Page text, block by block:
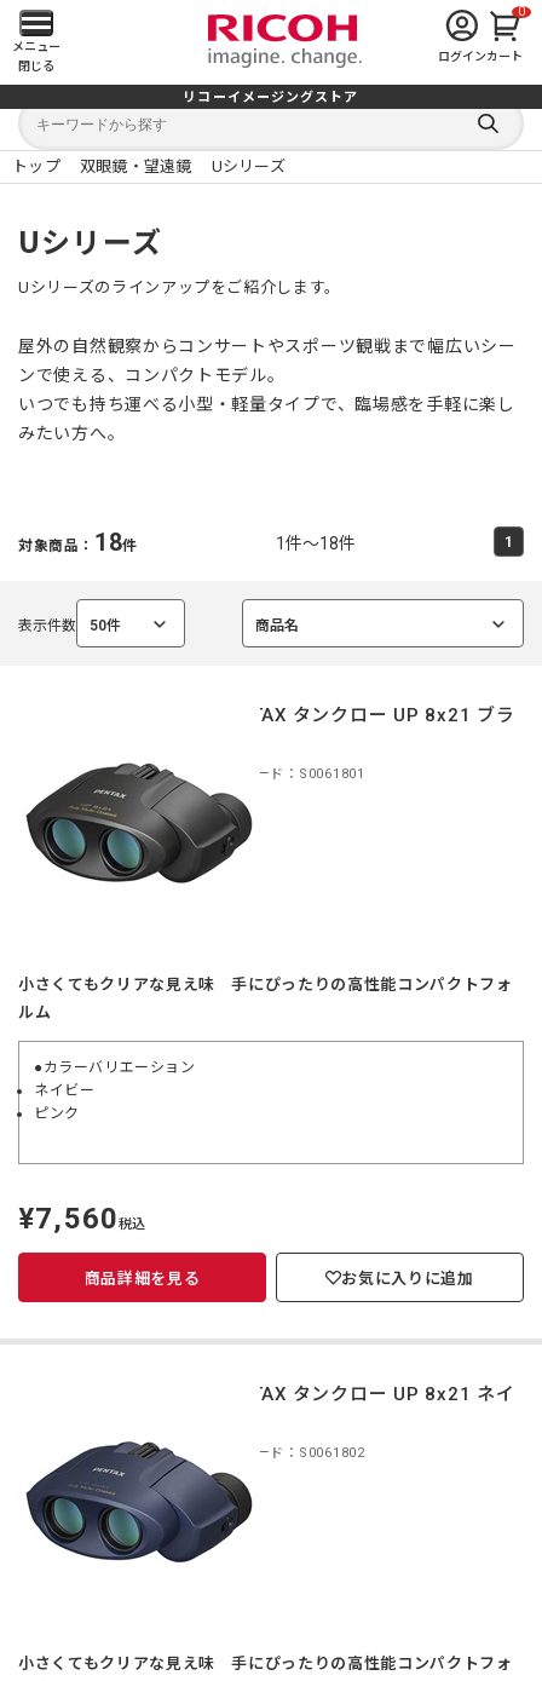
メ
イ
ン
メ
ニ
ュ
ー
を
開
メニュー
閉じる
ログイン
0
カート
リコーイメージングストア
キ
ワ
ー
キ
検
索
る
トップ 双眼鏡・望遠鏡 Uシリーズ
Uシリーズ
Uシリーズのラインアップをご紹介します。
屋外の自然観察からコンサートやスポーツ観戦まで幅広いシー
ンで使える、コンパクトモデル。
いつでも持ち運べる小型・軽量タイプで、臨場感を手軽に楽し
みたい方へ。
対象商品： 18件 1件～18件 1
表示件数 50件
選
商品名
選
PENTAX タンクロー UP 8x21 ブラ
商品コード：S0061801
小さくてもクリアな見え味 手にぴったりの高性能コンパクトフォ
ルム
●カラーバリエーション
ネイビー
ピンク
定
価
¥7,560税込
商品詳細を見る お気に入りに追加
PENTAX タンクロー UP 8x21 ネイ
商品コード：S0061802
小さくてもクリアな見え味 手にぴったりの高性能コンパクトフォ